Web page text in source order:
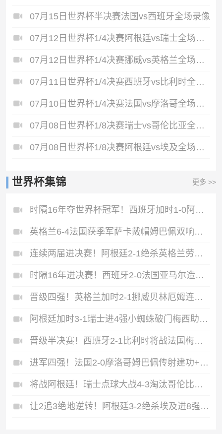
07月15日世界杯半决赛法国vs西班牙全场录像
07月12日世界杯1/4决赛阿根廷vs瑞士全场录像
07月12日世界杯1/4决赛挪威vs英格兰全场录像
07月11日世界杯1/4决赛西班牙vs比利时全场录像
07月10日世界杯1/4决赛法国vs摩洛哥全场录像
07月08日世界杯1/8决赛瑞士vs哥伦比亚全场录像
07月08日世界杯1/8决赛阿根廷vs埃及全场录像
世界杯集锦 更多 >>
时隔16年夺世界杯冠军！西班牙加时1-0阿根廷费兰制胜恩佐染红
英格兰6-4法国获季军萨卡戴帽姆巴佩双响创纪录奥利塞2助+失良机
连续两届进决赛！阿根廷2-1绝杀英格兰劳塔罗恩佐破门梅西两助攻
时隔16年进决赛！西班牙2-0法国亚马尔造点奥亚萨瓦尔、波罗破门
晋级四强！英格兰加时2-1挪威贝林厄姆连场双响谢尔德鲁普破门
阿根廷加时3-1瑞士进4强小蜘蛛破门梅西助攻麦卡恩博洛假摔染红
晋级半决赛！西班牙2-1比利时将战法国梅里诺替补绝杀拉门斯送礼
进军四强！法国2-0摩洛哥姆巴佩传射建功+失点登贝莱贴地斩
将战阿根廷！瑞士点球大战4-3淘汰哥伦比亚D·桑切斯、库乔失点
让2追3绝地逆转！阿根廷3-2绝杀埃及进8强梅西传射+失点恩佐绝杀